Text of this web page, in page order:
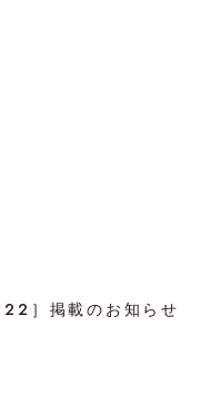
］掲載のお知らせ